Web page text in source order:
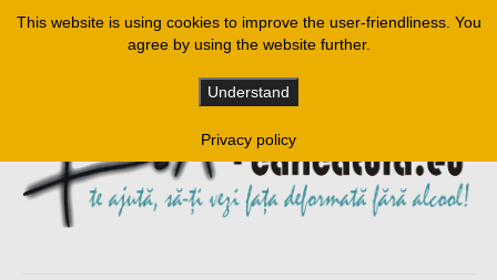
This website is using cookies to improve the user-friendliness. You
agree by using the website further.
Understand
Privacy policy